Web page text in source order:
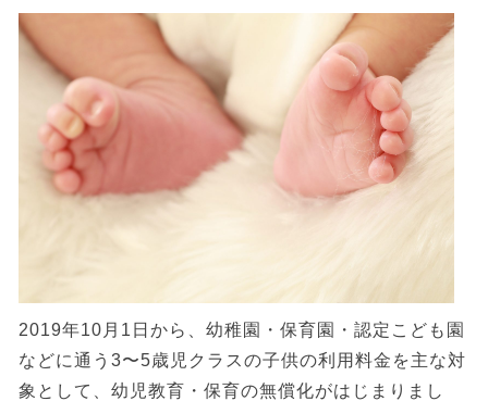
2019年10月1日から、幼稚園・保育園・認定こども園
などに通う3〜5歳児クラスの子供の利用料金を主な対
象として、幼児教育・保育の無償化がはじまりまし